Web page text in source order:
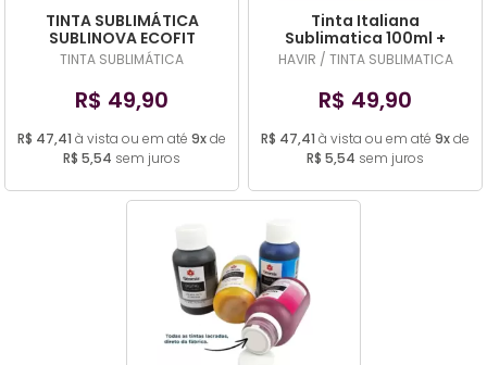
TINTA SUBLIMÁTICA
SUBLINOVA ECOFIT
IMPORTADA - 100ML
TINTA SUBLIMÁTICA
R$ 49,90
R$ 47,41 à vista ou em até 9xde
R$ 5,54 sem juros
Tinta Italiana
Sublimatica 100ml +
Perfil De Cores Exclusivo
HAVIR / TINTA SUBLIMATICA
R$ 49,90
R$ 47,41 à vista ou em até 9xde
R$ 5,54 sem juros